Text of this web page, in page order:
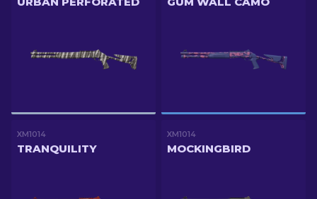
XM1014
TRANQUILITY
XM1014
MOCKINGBIRD